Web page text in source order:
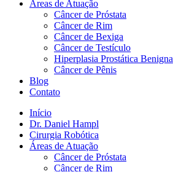
Áreas de Atuação
Câncer de Próstata
Câncer de Rim
Câncer de Bexiga
Câncer de Testículo
Hiperplasia Prostática Benigna
Câncer de Pênis
Blog
Contato
Início
Dr. Daniel Hampl
Cirurgia Robótica
Áreas de Atuação
Câncer de Próstata
Câncer de Rim